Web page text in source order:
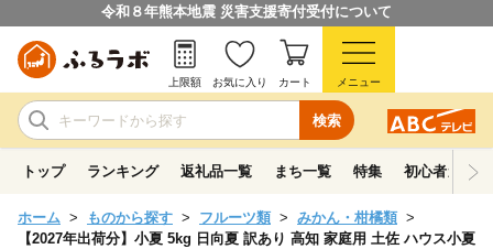
令和８年熊本地震 災害支援寄付受付について
検索
上限額 お気に入り カート メニュー
トップ ランキング 返礼品一覧 まち一覧 特集 初心者ガイド
ホーム ものから探す フルーツ類
みかん・柑橘類
【2027年出荷分】小夏 5kg 日向夏 訳あり 高知 家庭用 土佐 ハウス小夏